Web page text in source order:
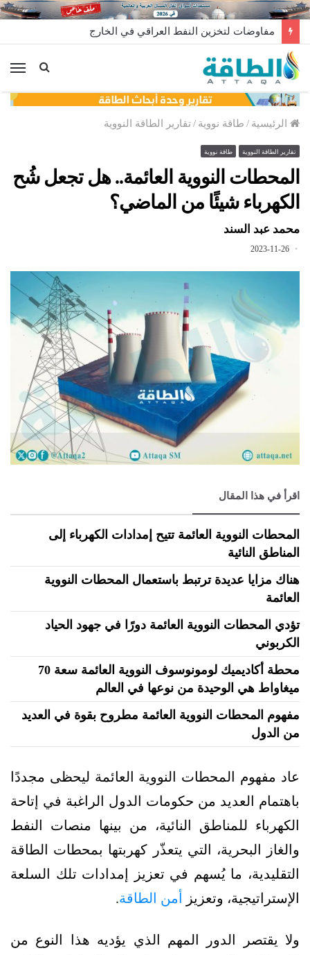
مفاوضات لتخزين النفط العراقي في الخارج
الرئيسية / طاقة نووية /تقارير الطاقة النووية
تقارير الطاقة النووية طاقة نووية
المحطات النووية العائمة.. هل تجعل شُح
الكهرباء شيئًا من الماضي؟
محمد عبد السند
2023-11-26
اقرأ في هذا المقال
المحطات النووية العائمة تتيح إمدادات الكهرباء إلى
المناطق النائية
هناك مزايا عديدة ترتبط باستعمال المحطات النووية
العائمة
تؤدي المحطات النووية العائمة دورًا في جهود الحياد
الكربوني
محطة أكاديميك لومونوسوف النووية العائمة سعة 70
ميغاواط هي الوحيدة من نوعها في العالم
مفهوم المحطات النووية العائمة مطروح بقوة في العديد
من الدول
عاد مفهوم المحطات النووية العائمة ليحظى مجددًا
باهتمام العديد من حكومات الدول الراغبة في إتاحة
الكهرباء للمناطق النائية، من بينها منصات النفط
والغاز البحرية، التي يتعذّر كهربتها بمحطات الطاقة
التقليدية، ما يُسهم في تعزيز إمدادات تلك السلعة
الإستراتيجية، وتعزيز أمن الطاقة.
ولا يقتصر الدور المهم الذي يؤديه هذا النوع من